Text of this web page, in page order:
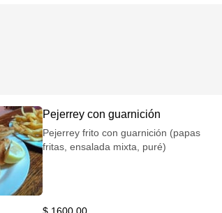
Pejerrey con guarnición
Pejerrey frito con guarnición (papas
fritas, ensalada mixta, puré)